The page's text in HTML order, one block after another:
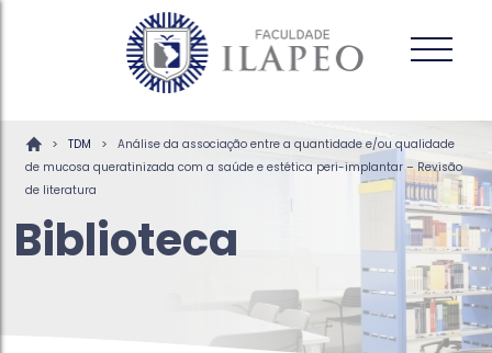
> TDM >
Análise da associação entre a quantidade e/ou qualidade
de mucosa queratinizada com a saúde e estética peri-implantar – Revisão
de literatura
Biblioteca